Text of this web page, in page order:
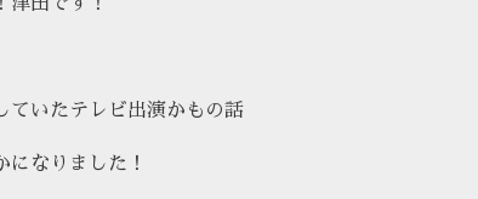
ていたテレビ出演かもの話
になりました！